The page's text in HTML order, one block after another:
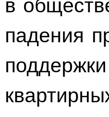
падения